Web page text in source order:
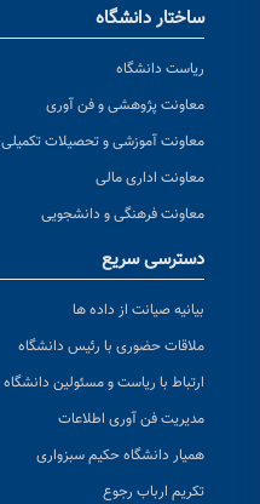
ساختار دانشگاه
ریاست دانشگاه
معاونت پژوهشی و فن آوری
معاونت آموزشی و تحصیلات تکمیلی
معاونت اداری مالی
معاونت فرهنگی و دانشجویی
دسترسی سریع
بیانیه صیانت از داده ها
ملاقات حضوری با رئیس دانشگاه
ارتباط با ریاست و مسئولین دانشگاه
مدیریت فن آوری اطلاعات
همیار دانشگاه حکیم سبزواری
تکریم ارباب رجوع